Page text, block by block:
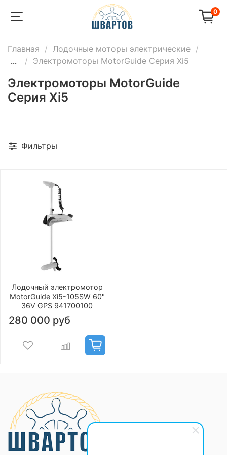
0
Главная
Лодочные моторы электрические
...
Электромоторы MotorGuide Серия Хi5
Электромоторы MotorGuide
Серия Хi5
Фильтры
Лодочный электромотор
MotorGuide Xi5-105SW 60"
36V GPS 941700100
280 000 руб